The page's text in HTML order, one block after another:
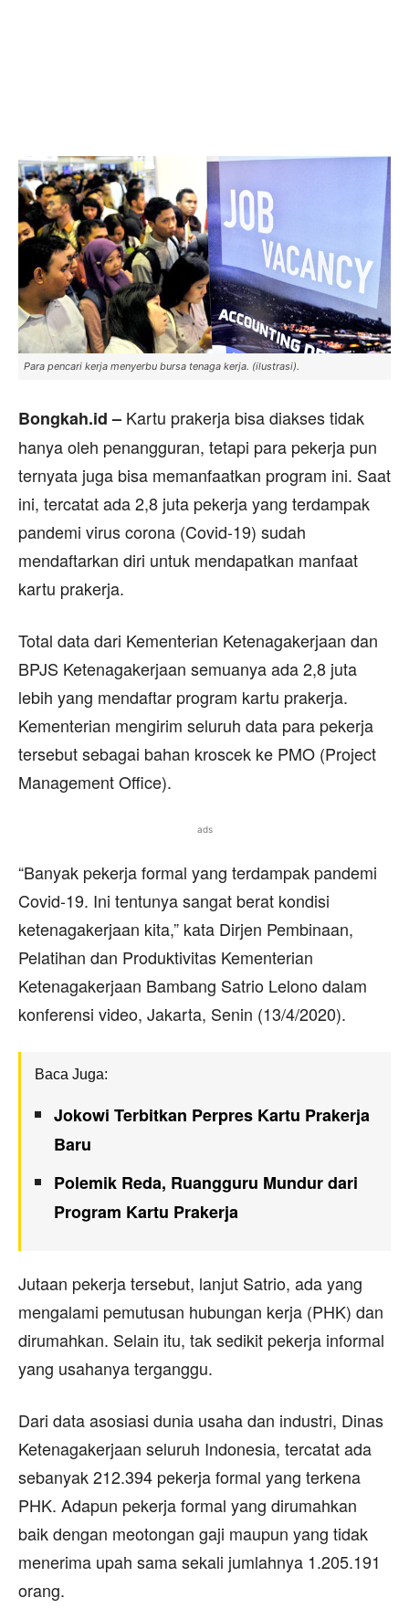
Para pencari kerja menyerbu bursa tenaga kerja. (ilustrasi).
Bongkah.id – Kartu prakerja bisa diakses tidak
hanya oleh penangguran, tetapi para pekerja pun
ternyata juga bisa memanfaatkan program ini. Saat
ini, tercatat ada 2,8 juta pekerja yang terdampak
pandemi virus corona (Covid-19) sudah
mendaftarkan diri untuk mendapatkan manfaat
kartu prakerja.
Total data dari Kementerian Ketenagakerjaan dan
BPJS Ketenagakerjaan semuanya ada 2,8 juta
lebih yang mendaftar program kartu prakerja.
Kementerian mengirim seluruh data para pekerja
tersebut sebagai bahan kroscek ke PMO (Project
Management Office).
ads
“Banyak pekerja formal yang terdampak pandemi
Covid-19. Ini tentunya sangat berat kondisi
ketenagakerjaan kita,” kata Dirjen Pembinaan,
Pelatihan dan Produktivitas Kementerian
Ketenagakerjaan Bambang Satrio Lelono dalam
konferensi video, Jakarta, Senin (13/4/2020).
Baca Juga:
Jokowi Terbitkan Perpres Kartu Prakerja
Baru
Polemik Reda, Ruangguru Mundur dari
Program Kartu Prakerja
Jutaan pekerja tersebut, lanjut Satrio, ada yang
mengalami pemutusan hubungan kerja (PHK) dan
dirumahkan. Selain itu, tak sedikit pekerja informal
yang usahanya terganggu.
Dari data asosiasi dunia usaha dan industri, Dinas
Ketenagakerjaan seluruh Indonesia, tercatat ada
sebanyak 212.394 pekerja formal yang terkena
PHK. Adapun pekerja formal yang dirumahkan
baik dengan meotongan gaji maupun yang tidak
menerima upah sama sekali jumlahnya 1.205.191
orang.